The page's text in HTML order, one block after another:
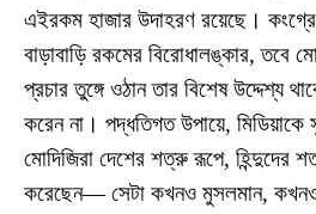
এইরকম হাজার উদাহরণ রয়েছে।
বাড়াবাড়ি রকমের বিরোধালঙ্কার, তবে
প্রচার তুঙ্গে ওঠান তার বিশেষ উদ্দেশ্য
করেন না। পদ্ধতিগত উপায়ে, মিডিয়াকে
মোদিজিরা দেশের শত্রু রূপে, হিন্দুদের
করেছেন— সেটা কখনও মুসলমান, কখনও